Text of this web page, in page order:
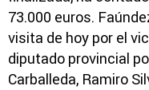
73.000 euros.
visita de hoy por el
diputado provincial
Carballeda, Ramiro